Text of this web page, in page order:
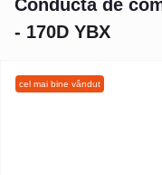
Conductă de
- 170D YBX
cel mai bine vândut